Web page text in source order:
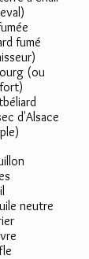
fumé
(ou
d'Alsace
neutre